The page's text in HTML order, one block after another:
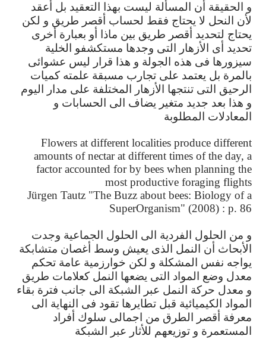
و الحقيقة أن المسألة ليست بهذا التعقيد بل أعقد
لأن
النحل لا يحتاج فقط لحساب أقصر طريق و لكن
يحتاج لتحديد أقصر طريق بين ماذا أو بعبارة أخرى
تحديد أى الأزهار التى وجدها مستكشفو
الخلية
سيزورها فى هذه الجولة و هذا قرار ليس عشوائى
بالمرة بل يعتمد على تجارب مسبقة علمته كميات
الرحيق
التى تنتجها الأزهار المختلفة على مدار
اليوم
و هذا بعد جديد متغير يضاف الى الحسابات و
المعادلات
المطلوبة
Flowers at different localities produce different
amounts of nectar at different times of the day, a
factor accounted for by bees when planning the
most productive foraging flights
Jürgen Tautz "The Buzz about bees: Biology of a
SuperOrganism" (2008) : p. 86
و من الحلول الفردية الى الحلول الجماعية وجدت
الأبحاث أن النمل الذى يعيش وسط أغصان متشابكة
يواجه نفس المشكلة و لكن خوارزمية عامة تحكم
معدل وضع المواد التى يضعها النمل كعلامات طريق
و معدل حركة النمل عبر الشبكة الى جانب فترة بقاء
المواد
الكيميائية قبل تطايرها تقود فى النهاية
الى
معرفة أقصر الطرق من اجمالى سلوك أفراد
المستعمرة و توزيعهم للأثار عبر الشبكة